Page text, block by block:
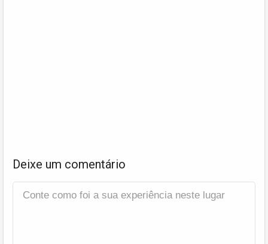
Deixe um comentário